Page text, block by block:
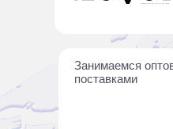
Занимаемся
поставками